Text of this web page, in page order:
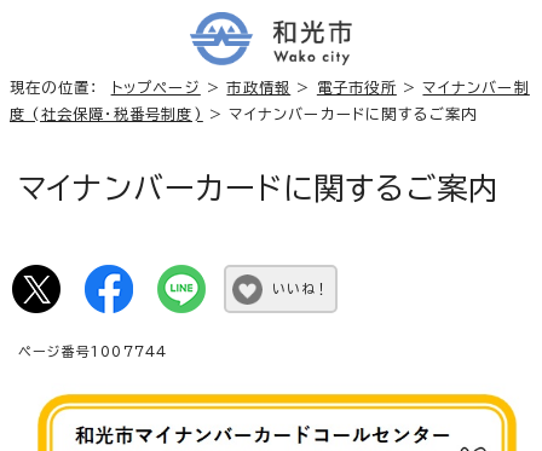
現在の位置： トップページ >市政情報 > 電子市役所 >マイナンバー制
度 (社会保障・税番号制度)
> マイナンバーカードに関するご案内
マイナンバーカードに関するご案内
いいね！
ページ番号1007744